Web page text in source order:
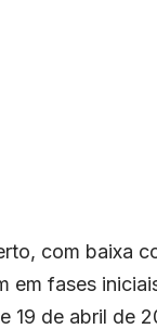
com baixa
em fases
19 de abril de